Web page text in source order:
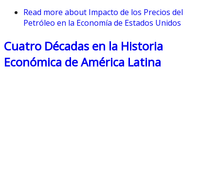
Read more about Impacto de los Precios del
Petróleo en la Economía de Estados Unidos
Cuatro Décadas en la Historia
Económica de América Latina